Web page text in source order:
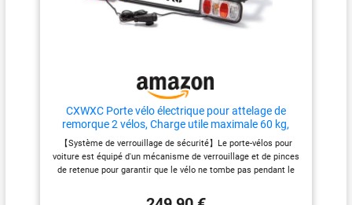
CXWXC Porte vélo électrique pour attelage de
remorque 2 vélos, Charge utile maximale 60 kg,
Porte-vélos d'attelage de remorque avec feu arrière
(Noir)
【Système de verrouillage de sécurité】Le porte-vélos pour
voiture est équipé d'un mécanisme de verrouillage et de pinces
de retenue pour garantir que le vélo ne tombe pas pendant le
support de plaque d'immatriculation】Le porte-vélos pour